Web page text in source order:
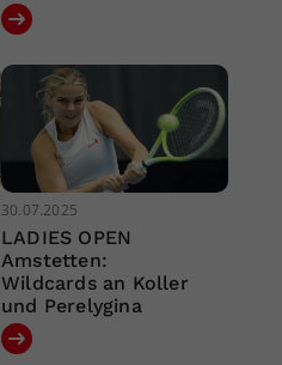
30.07.2025
LADIES OPEN
Amstetten:
Wildcards an Koller
und Perelygina